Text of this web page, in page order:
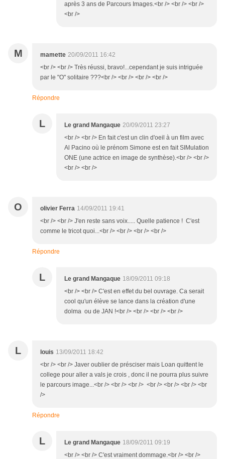
après 3 ans de Parcours Images.<br /> <br /> <br />
<br />
M mamette 20/09/2011 16:42
<br /> <br /> Très réussi, bravo!...cependant je suis intriguée
par le "O" solitaire ???<br /> <br /> <br /> <br />
Répondre
L Le grand Mangaque 20/09/2011 23:27
<br /> <br /> En fait c'est un clin d'oeil à un film avec
Al Pacino où le prénom Simone est en fait SIMulation
ONE (une actrice en image de synthèse).<br /> <br />
<br /> <br />
O olivier Ferra 14/09/2011 19:41
<br /> <br /> J'en reste sans voix..... Quelle patience ! C'est
comme le tricot quoi...<br /> <br /> <br /> <br />
Répondre
L Le grand Mangaque 18/09/2011 09:18
<br /> <br /> C'est en effet du bel ouvrage. Ca serait
cool qu'un élève se lance dans la création d'une
dolma ou de JAN !<br /> <br /> <br /> <br />
L louis 13/09/2011 18:42
<br /> <br /> Javer oublier de présciser mais Loan quittent le
college pour aller a vals je crois , donc il ne pourra plus suivre
le parcours image...<br /> <br /> <br /> <br /> <br /> <br /> <br
/>
Répondre
L Le grand Mangaque 18/09/2011 09:19
<br /> <br /> C'est vraiment dommage.<br /> <br />